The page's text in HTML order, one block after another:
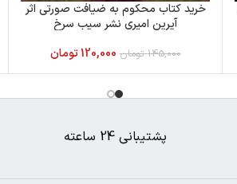
خرید کتاب محکوم به ضیافت صورتی اثر
آیرین امیری نشر سیب سرخ
145,000 تومان 120,000تومان
پشتیبانی 24 ساعته